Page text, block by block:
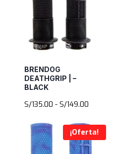
BRENDOG
DEATHGRIP | –
BLACK
S/135.00 - S/149.00Rango
precios:
desde
S/135.00
¡Oferta!